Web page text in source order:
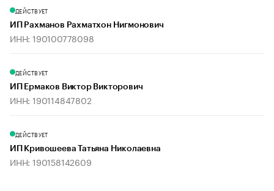
ДЕЙСТВУЕТ
ИП Рахманов Рахматхон Нигмонович
ИНН: 190100778098
ДЕЙСТВУЕТ
ИП Ермаков Виктор Викторович
ИНН: 190114847802
ДЕЙСТВУЕТ
ИП Кривошеева Татьяна Николаевна
ИНН: 190158142609